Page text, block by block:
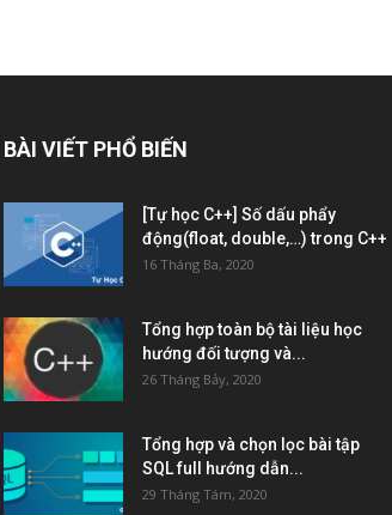
BÀI VIẾT PHỔ BIẾN
[Tự học C++] Số dấu phẩy
động(float, double,…) trong C++
16 Tháng Ba, 2020
Tổng hợp toàn bộ tài liệu học
hướng đối tượng và...
26 Tháng Bảy, 2020
Tổng hợp và chọn lọc bài tập
SQL full hướng dẫn...
29 Tháng Tám, 2020